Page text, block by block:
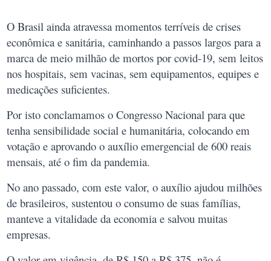
O Brasil ainda atravessa momentos terríveis de crises
econômica e sanitária, caminhando a passos largos para a
marca de meio milhão de mortos por covid-19, sem leitos
nos hospitais, sem vacinas, sem equipamentos, equipes e
medicações suficientes.
Por isto conclamamos o Congresso Nacional para que
tenha sensibilidade social e humanitária, colocando em
votação e aprovando o auxílio emergencial de 600 reais
mensais, até o fim da pandemia.
No ano passado, com este valor, o auxílio ajudou milhões
de brasileiros, sustentou o consumo de suas famílias,
manteve a vitalidade da economia e salvou muitas
empresas.